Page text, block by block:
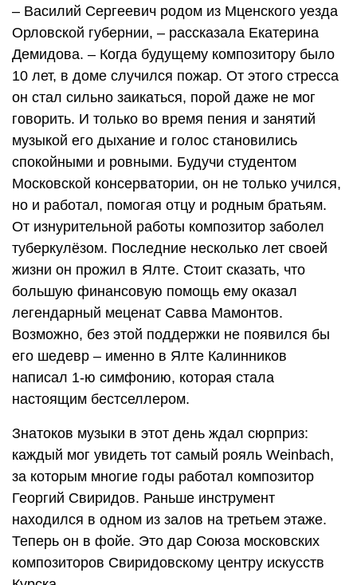
– Василий Сергеевич родом из Мценского уезда
Орловской губернии, – рассказала Екатерина
Демидова. – Когда будущему композитору было
10 лет, в доме случился пожар. От этого стресса
он стал сильно заикаться, порой даже не мог
говорить. И только во время пения и занятий
музыкой его дыхание и голос становились
спокойными и ровными. Будучи студентом
Московской консерватории, он не только учился,
но и работал, помогая отцу и родным братьям.
От изнурительной работы композитор заболел
туберкулёзом. Последние несколько лет своей
жизни он прожил в Ялте. Стоит сказать, что
большую финансовую помощь ему оказал
легендарный меценат Савва Мамонтов.
Возможно, без этой поддержки не появился бы
его шедевр – именно в Ялте Калинников
написал 1-ю симфонию, которая стала
настоящим бестселлером.
Знатоков музыки в этот день ждал сюрприз:
каждый мог увидеть тот самый рояль Weinbach,
за которым многие годы работал композитор
Георгий Свиридов. Раньше инструмент
находился в одном из залов на третьем этаже.
Теперь он в фойе. Это дар Союза московских
композиторов Свиридовскому центру искусств